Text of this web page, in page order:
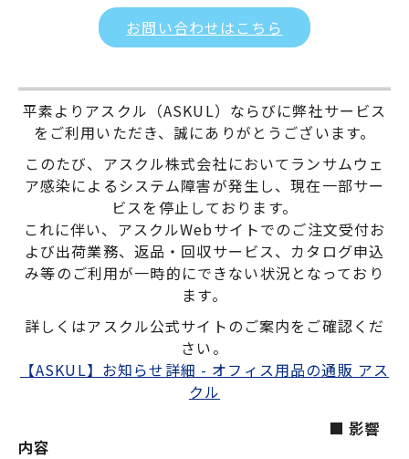
お問い合わせはこちら
平素よりアスクル（ASKUL）ならびに弊社サービス
をご利用いただき、誠にありがとうございます。
このたび、アスクル株式会社においてランサムウェ
ア感染によるシステム障害が発生し、現在一部サー
ビスを停止しております。
これに伴い、アスクルWebサイトでのご注文受付お
よび出荷業務、返品・回収サービス、カタログ申込
み等のご利用が一時的にできない状況となっており
ます。
詳しくはアスクル公式サイトのご案内をご確認くだ
さい。
【ASKUL】お知らせ詳細 - オフィス用品の通販 アス
クル
■ 影響
内容